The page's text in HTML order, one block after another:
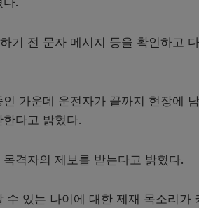
기 전 문자 메시지 등을 확인하고
가운데 운전자가 끝까지 현장에
다고 밝혔다.
격자의 제보를 받는다고 밝혔다.
수 있는 나이에 대한 제재 목소리가